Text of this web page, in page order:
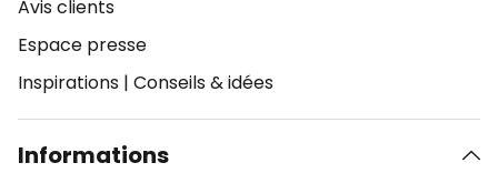
Avis clients
Espace presse
Inspirations | Conseils & idées
Informations